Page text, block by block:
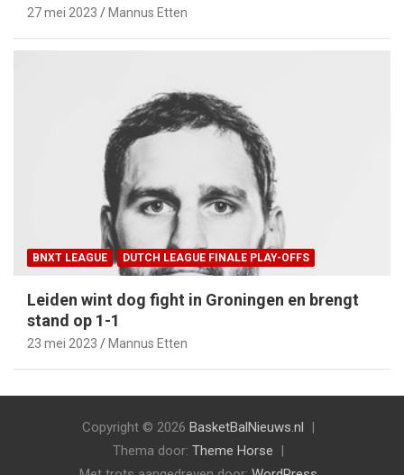
27 mei 2023 Mannus Etten
BNXT LEAGUE DUTCH LEAGUE FINALE PLAY-OFFS
Leiden wint dog fight in Groningen en brengt
stand op 1-1
23 mei 2023 Mannus Etten
Copyright © 2026 BasketBalNieuws.nl
Thema door: Theme Horse